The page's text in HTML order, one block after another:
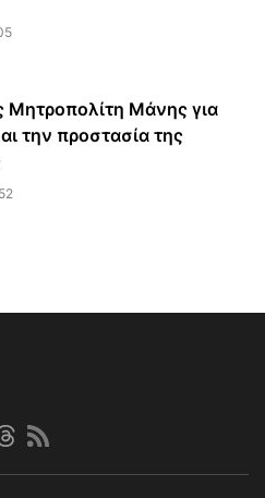
Μητροπολίτη Μάνης για
την προστασία της